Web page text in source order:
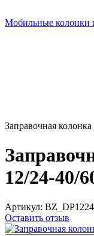
Мобильные колонки
Заправочная
12/24-40/
Артикул:
Оставить отзыв